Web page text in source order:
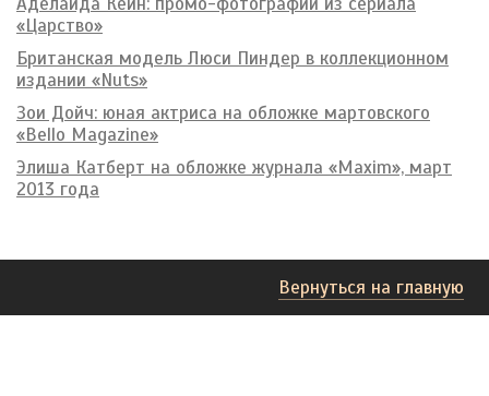
«Царство»
Британская модель Люси Пиндер в коллекционном
издании «Nuts»
Зои Дойч: юная актриса на обложке мартовского
«Bello Magazine»
Элиша Катберт на обложке журнала «Maxim», март
2013 года
Вернуться на главную